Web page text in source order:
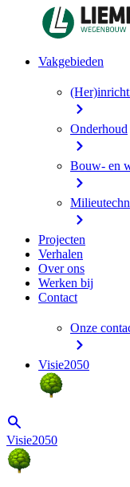
Vakgebieden
Onderhoud
Bouw- en
Projecten
Verhalen
Over ons
Werken bij
Contact
Onze
Visie2050
Visie2050